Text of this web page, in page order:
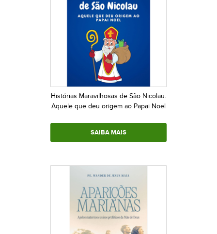
Histórias Maravilhosas de São Nicolau:
Aquele que deu origem ao Papai Noel
SAIBA MAIS